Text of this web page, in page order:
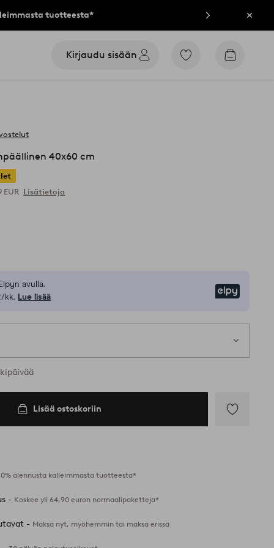
tuotteesta* Sulje
Kirjaudu sisään
Siirry
Siirry
40x60 cm
EUR Lisätietoja
avulla.
kk. Lue lisää
Lisää ostoskoriin
alennusta kalleimmasta tuotteesta*
- Koskee yli 64,90 euron normaalipaketteja*
- Maksa nyt, myöhemmin tai maksa erissä